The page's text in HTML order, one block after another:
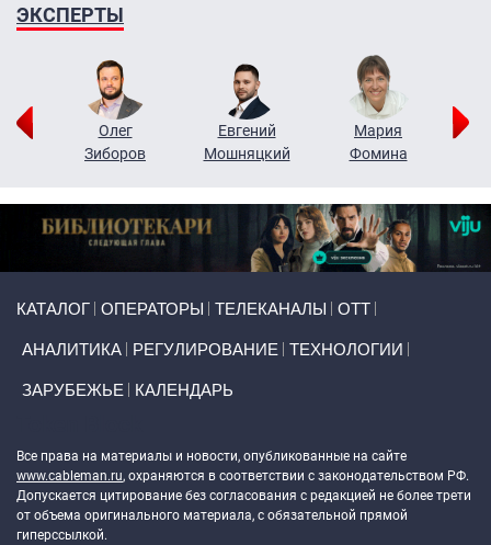
ЭКСПЕРТЫ
Олег
Зиборов
Евгений
Мошняцкий
Мария
Фомина
КАТАЛОГ ОПЕРАТОРЫ ТЕЛЕКАНАЛЫ ОТТ
АНАЛИТИКА РЕГУЛИРОВАНИЕ ТЕХНОЛОГИИ
ЗАРУБЕЖЬЕ КАЛЕНДАРЬ
Все права на материалы и новости, опубликованные на сайте
www.cableman.ru, охраняются в соответствии с законодательством РФ.
Допускается цитирование без согласования с редакцией не более трети
от объема оригинального материала, с обязательной прямой
гиперссылкой.